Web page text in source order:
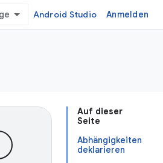
Android Studio Anmelden
Auf dieser
Seite
Abhängigkeiten
deklarieren